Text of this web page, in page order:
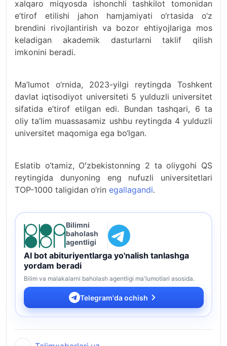
xalqaro miqyosda ishonchli tashkilot tomonidan
e’tirof etilishi jahon hamjamiyati o‘rtasida o‘z
brendini rivojlantirish va bozor ehtiyojlariga mos
keladigan akademik dasturlarni taklif qilish
imkonini beradi.
Ma’lumot o‘rnida, 2023-yilgi reytingda Toshkent
davlat iqtisodiyot universiteti 5 yulduzli universitet
sifatida e’tirof etilgan edi. Bundan tashqari, 6 ta
oliy ta’lim muassasamiz ushbu reytingda 4 yulduzli
universitet maqomiga ega bo‘lgan.
Eslatib o‘tamiz, Oʻzbekistonning 2 ta oliygohi QS
reytingida dunyoning eng nufuzli universitetlari
TOP-1000 taligidan o‘rin egallagandi.
Bilimni
baholash
agentligi
AI bot abituriyentlarga yo'nalish tanlashga
yordam beradi
Bilim va malakalarni baholash agentligi ma'lumotlari asosida.
Telegram'da ochish